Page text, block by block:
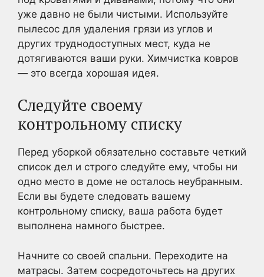
уже давно не были чистыми. Используйте
пылесос для удаления грязи из углов и
других труднодоступных мест, куда не
дотягиваются ваши руки. Химчистка ковров
— это всегда хорошая идея.
Следуйте своему
контрольному списку
Перед уборкой обязательно составьте четкий
список дел и строго следуйте ему, чтобы ни
одно место в доме не осталось неубранным.
Если вы будете следовать вашему
контрольному списку, ваша работа будет
выполнена намного быстрее.
Начните со своей спальни. Переходите на
матрасы. Затем сосредоточьтесь на других